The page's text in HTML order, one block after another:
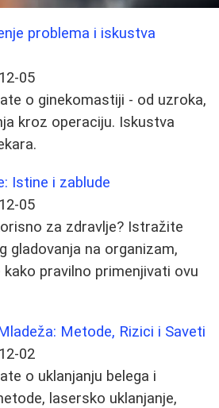
problema i iskustva
05
o ginekomastiji - od uzroka,
kroz operaciju. Iskustva
Istine i zablude
05
za zdravlje? Istražite
gladovanja na organizam,
pravilno primenjivati ovu
Metode, Rizici i Saveti
02
o uklanjanju belega i
lasersko uklanjanje,